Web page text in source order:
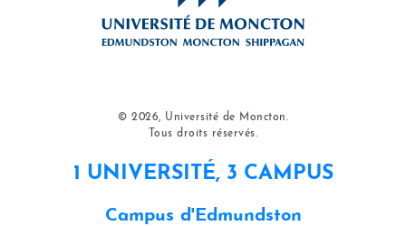
© 2026, Université de Moncton.
Tous droits réservés.
1 UNIVERSITÉ, 3 CAMPUS
Campus d'Edmundston